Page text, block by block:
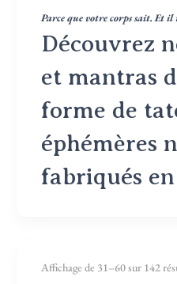
Parce que votre corps sait. Et il
Découvrez
et mantras
forme de
éphémères
fabriqués
Affichage de 31–60 sur 142